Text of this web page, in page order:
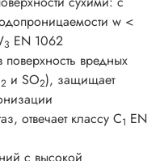
w <
3 EN 1062
вредных
2 и SO2), защищает
отвечает классу С1 EN